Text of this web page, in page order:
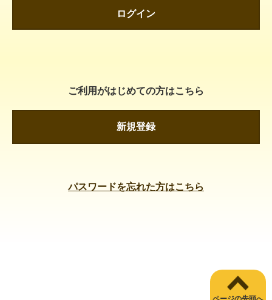
ログイン
ご利用がはじめての方はこちら
新規登録
パスワードを忘れた方はこちら